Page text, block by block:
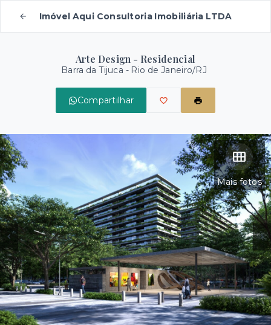
Imóvel Aqui Consultoria Imobiliária LTDA
Arte Design - Residencial
Barra da Tijuca - Rio de Janeiro/RJ
Compartilhar
Mais fotos